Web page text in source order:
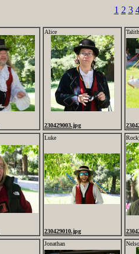
1 2 3
Alice
230429003.jpg
Luke
230429010.jpg
Jonathan